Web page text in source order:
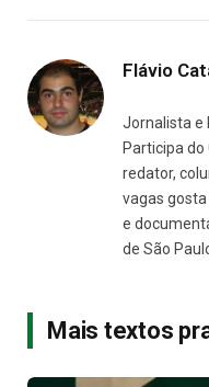
Flávio
Jornalista e
Participa
redator,
vagas
e
de São
Mais textos